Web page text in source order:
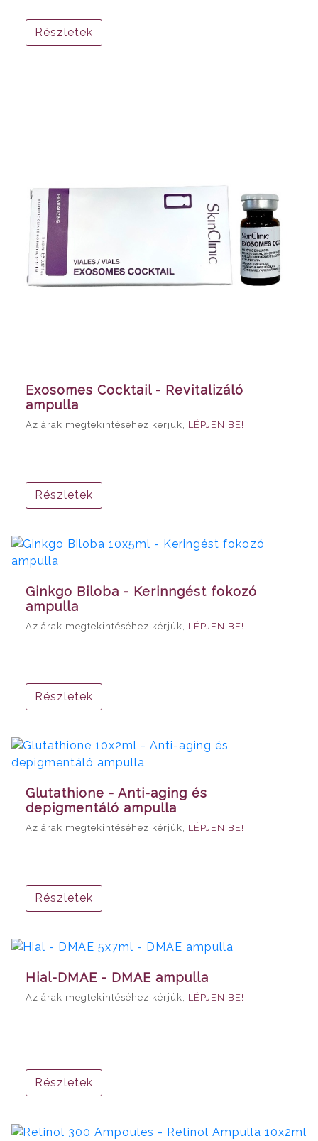
Részletek
Exosomes Cocktail - Revitalizáló
ampulla
Az árak megtekintéséhez kérjük, LÉPJEN BE!
Részletek
Ginkgo Biloba - Kerinngést fokozó
ampulla
Az árak megtekintéséhez kérjük, LÉPJEN BE!
Részletek
Glutathione - Anti-aging és
depigmentáló ampulla
Az árak megtekintéséhez kérjük, LÉPJEN BE!
Részletek
Hial-DMAE - DMAE ampulla
Az árak megtekintéséhez kérjük, LÉPJEN BE!
Részletek